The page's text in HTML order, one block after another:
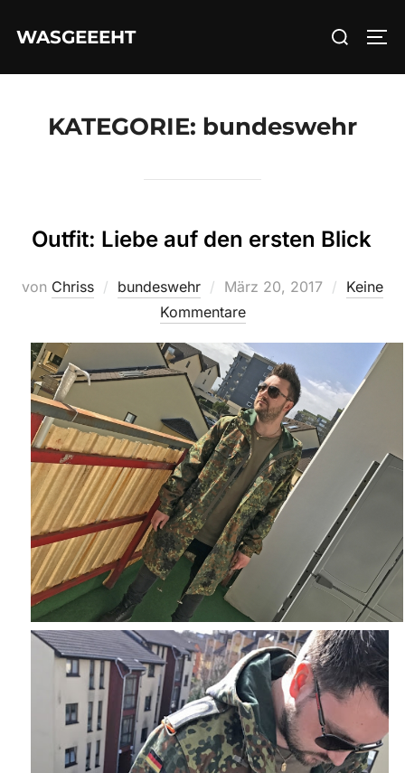
InhaltWASGEEEHT
Suchen
KATEGORIE: bundeswehr
Outfit: Liebe auf den ersten Blick
von Chriss bundeswehr
Veröffentlicht
am
März 20, 2017
Keine
Kommentare